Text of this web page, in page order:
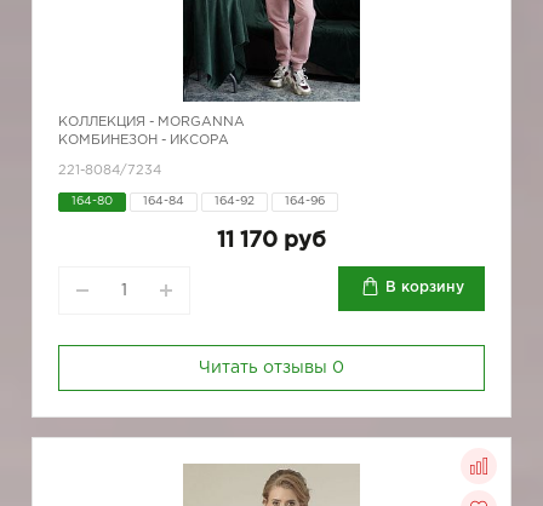
КОЛЛЕКЦИЯ - MORGANNA
КОМБИНЕЗОН - ИКСОРА
221-8084/7234
164-80 164-84 164-92 164-96
11 170 руб
В корзину
Читать отзывы 0